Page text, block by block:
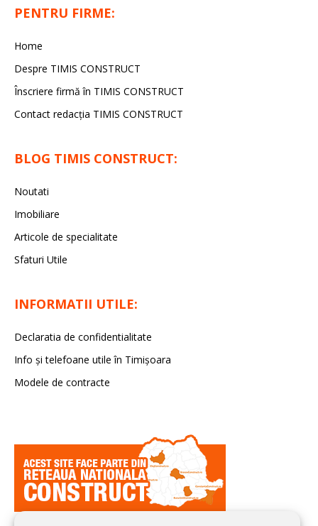
PENTRU FIRME:
Home
Despre TIMIS CONSTRUCT
Înscriere firmă în TIMIS CONSTRUCT
Contact redacția TIMIS CONSTRUCT
BLOG TIMIS CONSTRUCT:
Noutati
Imobiliare
Articole de specialitate
Sfaturi Utile
INFORMATII UTILE:
Declaratia de confidentialitate
Info și telefoane utile în Timișoara
Modele de contracte